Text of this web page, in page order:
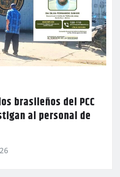
brasileños del PCC
al personal de